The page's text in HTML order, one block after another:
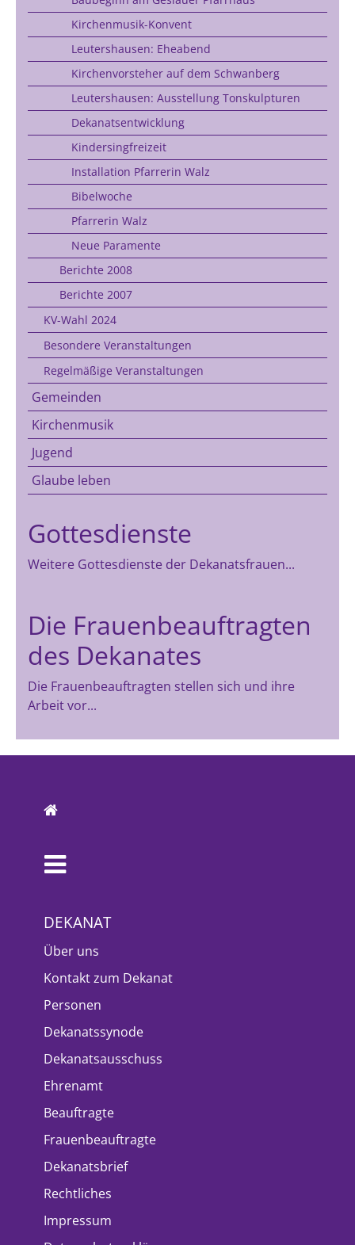
Kirchenmusik-Konvent
Leutershausen: Eheabend
Kirchenvorsteher auf dem Schwanberg
Leutershausen: Ausstellung Tonskulpturen
Dekanatsentwicklung
Kindersingfreizeit
Installation Pfarrerin Walz
Bibelwoche
Pfarrerin Walz
Neue Paramente
Berichte 2008
Berichte 2007
KV-Wahl 2024
Besondere Veranstaltungen
Regelmäßige Veranstaltungen
Gemeinden
Kirchenmusik
Jugend
Glaube leben
Gottesdienste
Weitere Gottesdienste der Dekanatsfrauen...
Die Frauenbeauftragten
des Dekanates
Die Frauenbeauftragten stellen sich und ihre
Arbeit vor...
DEKANAT
Über uns
Kontakt zum Dekanat
Personen
Dekanatssynode
Dekanatsausschuss
Ehrenamt
Beauftragte
Frauenbeauftragte
Dekanatsbrief
Rechtliches
Impressum